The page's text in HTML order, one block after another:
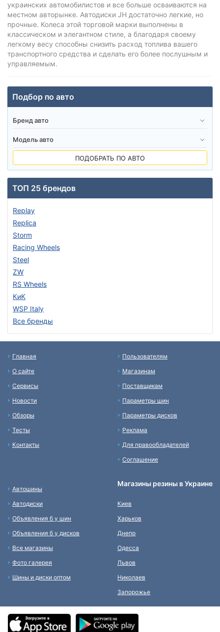
украинских автомобилистов и все больше осваиваются на
местном авторынке. Автодиски JH достаточно легкие, но
прочные. Колеса этой торговой марки выполнены в
классическом и элегантном стиле, а благодаря своему
легкому весу способны снизить расход топлива вашего
транспортного средства и сделать его более послушным и
управляемым.
Подбор по авто
ПОДОБРАТЬ ПО АВТО
ТОП 25 брендов
Replay
Replica
Storm
Racing Wheels
Steel
ZW
RS Wheels
КиК
WSP Italy
Все бренды
Главная
О сайте
Сервисы
Новости
Обзоры
Тесты
Контакты
Пользователям
Магазинам
Поставщикам
Параметры шин
Параметры дисков
Реклама
Для правообладателей
Соглашение
Автошины
Автодиски
Объявления б у шин
Объявления б у дисков
Все магазины
Фото галерея
Шины и диски оптом
Магазины резины в Украине
Киев
Харьков
Днепр
Одесса
Львов
Николаев
Запорожье